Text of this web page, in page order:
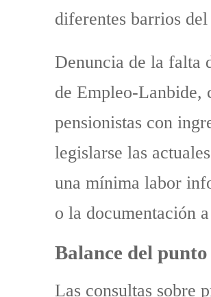
diferentes barrios
Denuncia de la falta
de Empleo-Lanbide,
pensionistas con
legislarse las
una mínima labor
o la documentación
Balance del
Las consultas sobre